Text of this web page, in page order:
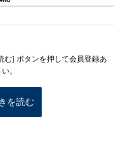
む] ボタンを押して会員登録あ
。
を読む